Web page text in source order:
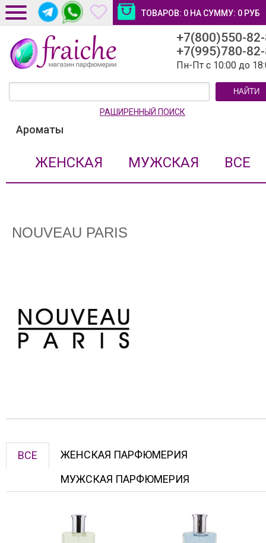
ТОВАРОВ: 0 НА СУММУ: 0 РУБ
ДОСТАВКА И ОПЛАТА
НОВОСТИ И СТАТЬИ
+7(800)550-
+7(995)780-
Пн-Пт с 10:00 до
НАЙТИ
РАШИРЕННЫЙ ПОИСК
Ароматы
ЖЕНСКАЯ МУЖСКАЯ ВСЕ
NOUVEAU PARIS
ВСЕ
ЖЕНСКАЯ ПАРФЮМЕРИЯ
МУЖСКАЯ ПАРФЮМЕРИЯ